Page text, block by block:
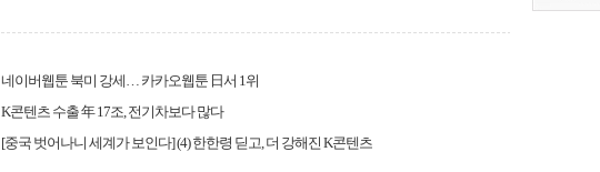
네이버웹툰 북미 강세… 카카오웹툰 日서 1위
K콘텐츠 수출 年 17조, 전기차보다 많다
[중국 벗어나니 세계가 보인다] (4) 한한령 딛고, 더 강해진 K콘텐츠